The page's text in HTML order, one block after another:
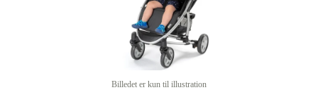
Billedet er kun til illustration